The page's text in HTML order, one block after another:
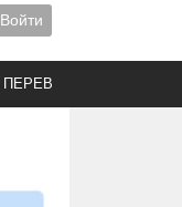
Войти
ПЕРЕВОДЫ